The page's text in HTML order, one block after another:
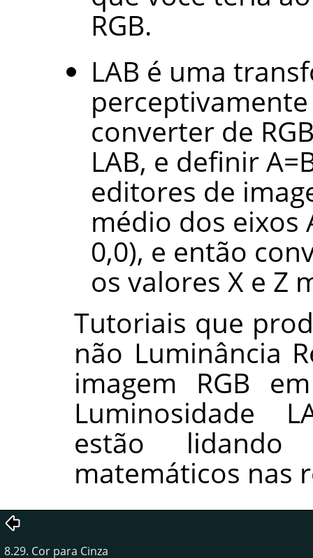
RGB.
LAB é uma
perceptivamente
converter de
LAB, e definir
editores de
médio dos eixos
0,0), e então
os valores X e Z
Tutoriais que
não Luminância
imagem RGB
Luminosidade
estão
matemáticos nas
8.29. Cor para Cinza